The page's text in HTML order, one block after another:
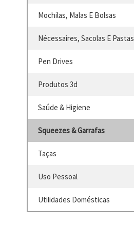
Mochilas, Malas E Bolsas
Nécessaires, Sacolas E Pastas
Pen Drives
Produtos 3d
Saúde & Higiene
Squeezes & Garrafas
Taças
Uso Pessoal
Utilidades Domésticas